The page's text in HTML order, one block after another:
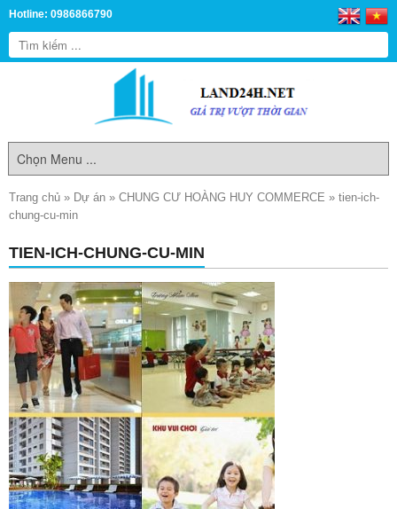
Hotline: 0986866790
Trang chủ » Dự án » CHUNG CƯ HOÀNG HUY COMMERCE » tien-ich-
chung-cu-min
TIEN-ICH-CHUNG-CU-MIN